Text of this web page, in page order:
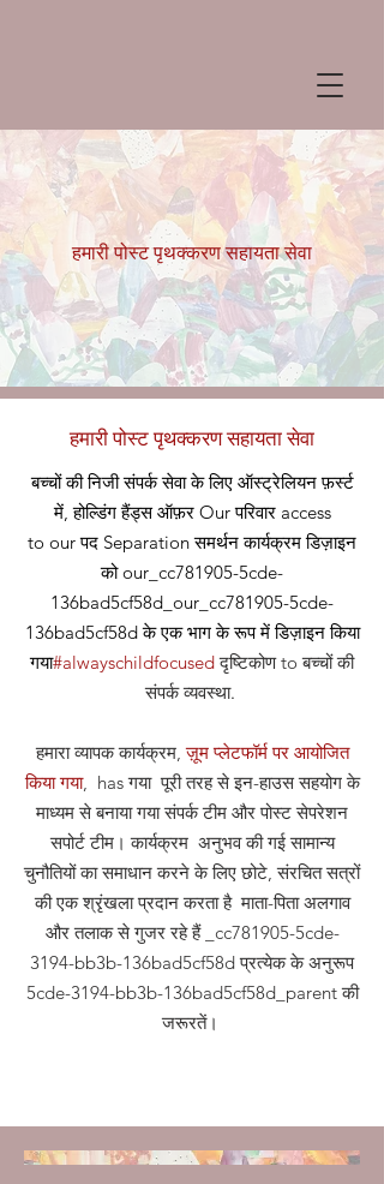
हमारी पोस्ट पृथक्करण सहायता सेवा
हमारी पोस्ट पृथक्करण सहायता सेवा
बच्चों की निजी संपर्क सेवा के लिए ऑस्ट्रेलियन फ़र्स्ट
में, होल्डिंग हैंड्स ऑफ़र Ourपरिवार access
to ourपद Separation समर्थन कार्यक्रम डिज़ाइन
को our_cc781905-5cde-
136bad5cf58d_our_cc781905-5cde-
136bad5cf58d के एक भाग के रूप में डिज़ाइन किया
गया#alwayschildfocusedदृष्टिकोणto बच्चों की
संपर्क व्यवस्था.
हमारा व्यापक कार्यक्रम,ज़ूम प्लेटफॉर्म पर आयोजित
किया गया, has गया पूरी तरह से इन-हाउस सहयोग के
माध्यम से बनाया गया संपर्क टीम और पोस्ट सेपरेशन
सपोर्ट टीम। कार्यक्रम अनुभव की गई सामान्य
चुनौतियों का समाधान करने के लिए छोटे, संरचित सत्रों
की एक श्रृंखला प्रदान करता है माता-पिता अलगाव
और तलाक से गुजर रहे हैं _cc781905-5cde-
3194-bb3b-136bad5cf58d प्रत्येक के अनुरूप
5cde-3194-bb3b-136bad5cf58d_parent की
जरूरतें।